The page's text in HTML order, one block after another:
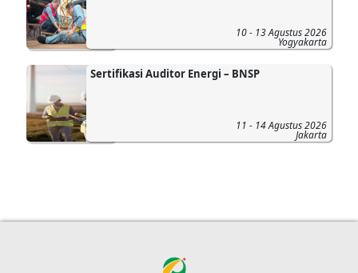
10 - 13 Agustus 2026
Yogyakarta
Sertifikasi Auditor Energi – BNSP
11 - 14 Agustus 2026
Jakarta